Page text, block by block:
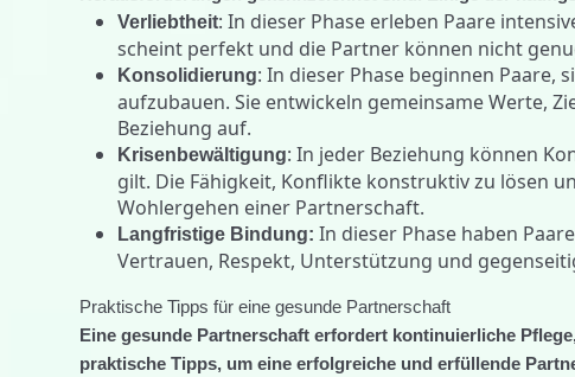
Verliebtheit: In dieser Phase erleben Paare
scheint perfekt und die Partner können nicht
Konsolidierung: In dieser Phase beginnen
aufzubauen. Sie entwickeln gemeinsame Werte,
Beziehung auf.
Krisenbewältigung: In jeder Beziehung können
gilt. Die Fähigkeit, Konflikte konstruktiv zu lösen
Wohlergehen einer Partnerschaft.
Langfristige Bindung: In dieser Phase haben
Vertrauen, Respekt, Unterstützung und
Praktische Tipps für eine gesunde Partnerschaft
Eine gesunde Partnerschaft erfordert kontinuierliche
praktische Tipps, um eine erfolgreiche und erfüllende